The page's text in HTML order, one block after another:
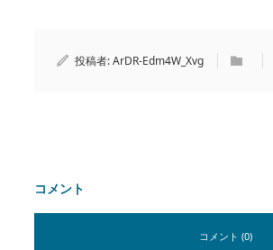
投稿者:ArDR-Edm4W_Xvg
コメント
コメント (0)